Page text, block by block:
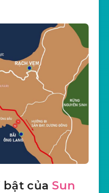
bật của Sun